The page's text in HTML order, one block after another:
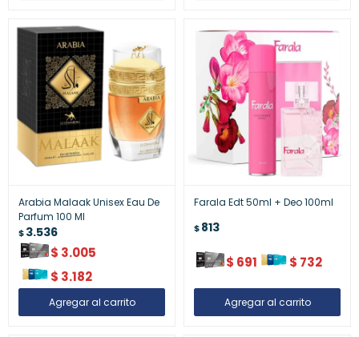
Arabia Malaak Unisex Eau De
Parfum 100 Ml
$3.536
$ 3.005
$ 3.182
Farala Edt 50ml + Deo 100ml
$813
$ 691 $ 732